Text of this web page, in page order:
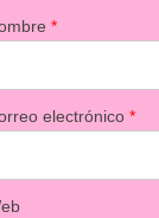
*
electrónico*